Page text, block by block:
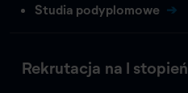
Studia podyplomowe
Rekrutacja na I stopień